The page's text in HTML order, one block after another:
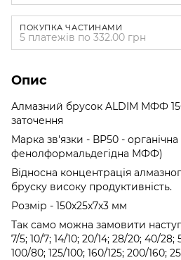
ПОКУПКА ЧАСТИНАМИ
5 платежів по 332.00 грн
Опис
Алмазний брусок ALDIM МФФ
заточення
Марка зв'язки - ВР50 -
фенолформальдегідна МФФ)
Відносна концентрація
бруску високу продуктивність.
Розмір - 150х25х7х3 мм
Так само можна замовити
7/5; 10/7; 14/10; 20/14; 28/20; 40/
100/80; 125/100; 160/125; 200/160;